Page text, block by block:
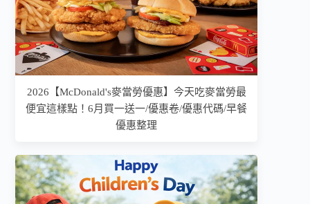
2026【McDonald's麥當勞優惠】今天吃麥當勞最
便宜這樣點！6月買一送一/優惠卷/優惠代碼/早餐
優惠整理